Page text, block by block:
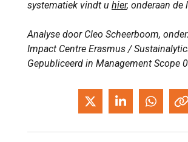
systematiek vindt u hier, onderaan de
Analyse door Cleo Scheerboom,
Impact Centre Erasmus /
Gepubliceerd in Management Scope